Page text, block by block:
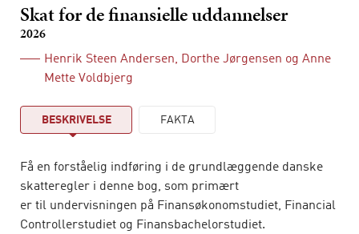
Skat for de finansielle uddannelser
2026
Henrik Steen Andersen, Dorthe Jørgensen og Anne
Mette Voldbjerg
BESKRIVELSE FAKTA
Få en forståelig indføring i de grundlæggende danske
skatteregler i denne bog, som primært
er til undervisningen på Finansøkonomstudiet, Financial
Controllerstudiet og Finansbachelorstudiet.